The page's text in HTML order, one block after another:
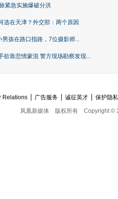
紧急实施爆破分洪
选在天津？外交部：两个原因
孩在路口指路，7位摄影师...
欲靠悲情蒙混 警方现场勘察发现...
Relations 广告服务 诚征英才
保护隐
凤凰新媒体
版权所有 Copyright ©